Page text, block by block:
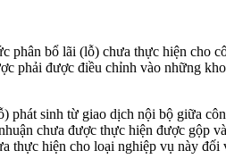
bổ lãi (lỗ) chưa thực hiện cho
phải được điều chỉnh vào những
sinh từ giao dịch nội bộ giữa
chưa được thực hiện được gộp
thực hiện cho loại nghiệp vụ này đối